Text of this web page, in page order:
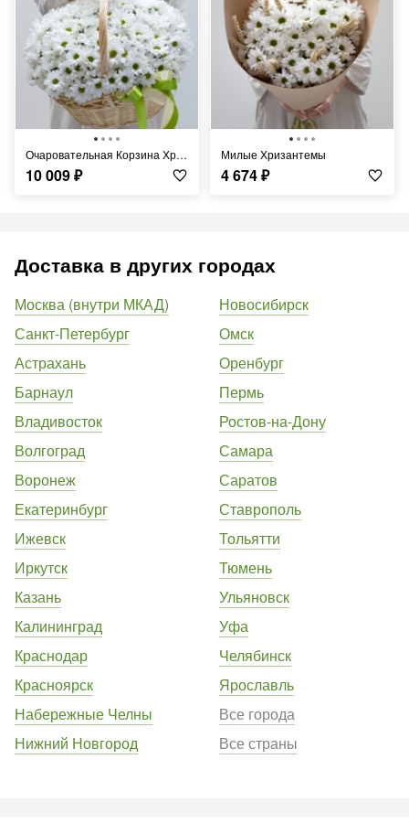
Очаровательная Корзина Хризантем
10 009₽
Милые Хризантемы
4 674₽
Доставка в других городах
Москва (внутри МКАД)
Санкт-Петербург
Астрахань
Барнаул
Владивосток
Волгоград
Воронеж
Екатеринбург
Ижевск
Иркутск
Казань
Калининград
Краснодар
Красноярск
Набережные Челны
Нижний Новгород
Новосибирск
Омск
Оренбург
Пермь
Ростов-на-Дону
Самара
Саратов
Ставрополь
Тольятти
Тюмень
Ульяновск
Уфа
Челябинск
Ярославль
Все города
Все страны